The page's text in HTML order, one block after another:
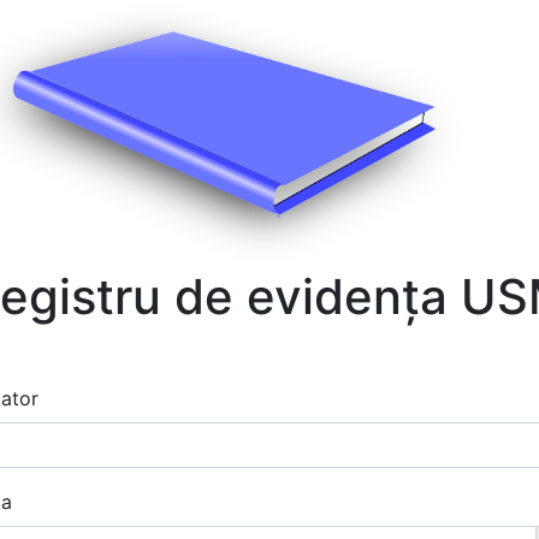
de evidența